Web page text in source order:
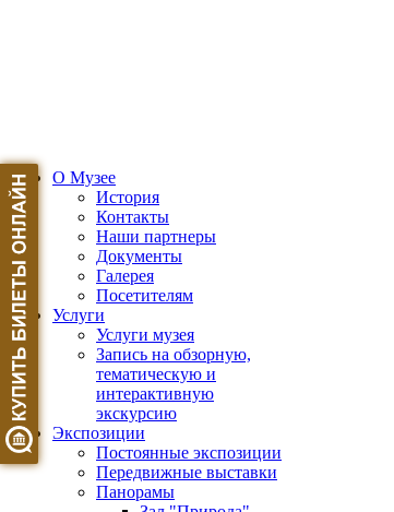
О Музее
История
Контакты
Наши партнеры
Документы
Галерея
Посетителям
Услуги
Услуги музея
Запись на обзорную,
тематическую и
интерактивную
экскурсию
Экспозиции
Постоянные экспозиции
Передвижные выставки
Панорамы